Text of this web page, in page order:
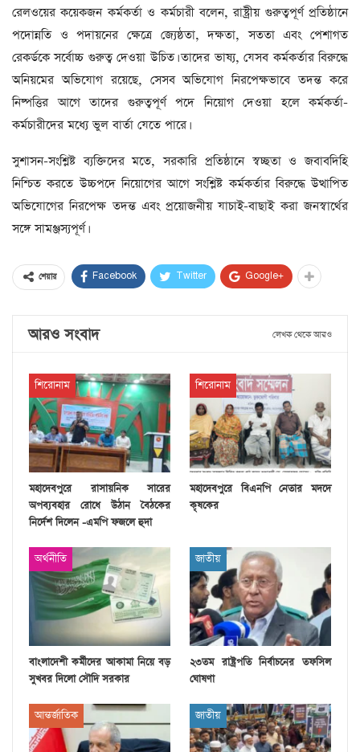
রেলওয়ের কয়েকজন কর্মকর্তা ও কর্মচারী বলেন, রাষ্ট্রীয় গুরুত্বপূর্ণ প্রতিষ্ঠানে
পদোন্নতি ও পদায়নের ক্ষেত্রে জ্যেষ্ঠতা, দক্ষতা, সততা এবং পেশাগত
রেকর্ডকে সর্বোচ্চ গুরুত্ব দেওয়া উচিত। তাদের ভাষ্য, যেসব কর্মকর্তার বিরুদ্ধে
অনিয়মের অভিযোগ রয়েছে, সেসব অভিযোগ নিরপেক্ষভাবে তদন্ত করে
নিষ্পত্তির আগে তাদের গুরুত্বপূর্ণ পদে নিয়োগ দেওয়া হলে কর্মকর্তা-
কর্মচারীদের মধ্যে ভুল বার্তা যেতে পারে।
সুশাসন-সংশ্লিষ্ট ব্যক্তিদের মতে, সরকারি প্রতিষ্ঠানে স্বচ্ছতা ও জবাবদিহি
নিশ্চিত করতে উচ্চপদে নিয়োগের আগে সংশ্লিষ্ট কর্মকর্তার বিরুদ্ধে উত্থাপিত
অভিযোগের নিরপেক্ষ তদন্ত এবং প্রয়োজনীয় যাচাই-বাছাই করা জনস্বার্থের
সঙ্গে সামঞ্জস্যপূর্ণ।
শেয়ার Facebook Twitter Google+
আরও সংবাদ লেখক থেকে আরও
শিরোনাম
মহাদেবপুরে রাসায়নিক সারের
অপব্যবহার রোধে উঠান বৈঠকের
নির্দেশ দিলেন -এমপি ফজলে হুদা
শিরোনাম
মহাদেবপুরে বিএনপি নেতার মদদে
কৃষকের
অর্থনীতি
বাংলাদেশী কর্মীদের আকামা নিয়ে বড়
সুখবর দিলো সৌদি সরকার
জাতীয়
২৩তম রাষ্ট্রপতি নির্বাচনের তফসিল
ঘোষণা
আন্তর্জাতিক জাতীয়